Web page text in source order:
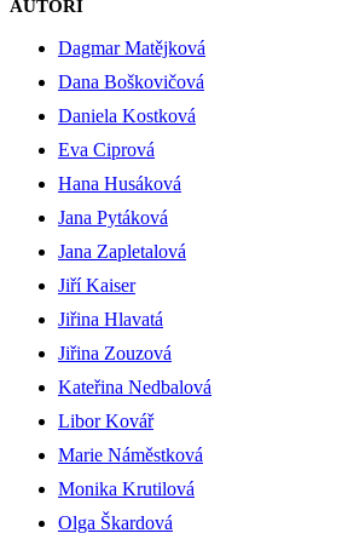
AUTOŘI
Dagmar Matějková
Dana Boškovičová
Daniela Kostková
Eva Ciprová
Hana Husáková
Jana Pytáková
Jana Zapletalová
Jiří Kaiser
Jiřina Hlavatá
Jiřina Zouzová
Kateřina Nedbalová
Libor Kovář
Marie Náměstková
Monika Krutilová
Olga Škardová